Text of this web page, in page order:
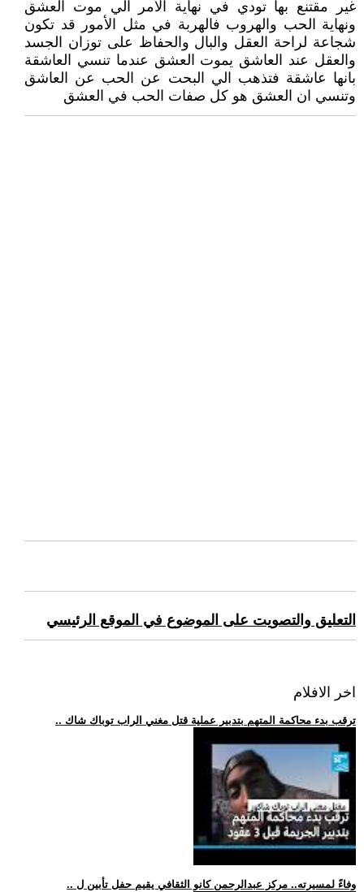
غير مقتنع بها تودي في نهاية الأمر الي موت العشق
ونهاية الحب والهروب فالهربة في مثل الأمور قد تكون
شجاعة لراحة العقل والبال والحفاظ على توزان الجسد
والعقل عند العاشق يموت العشق عندما تنسي العاشقة
بانها عاشقة فتذهب الي البحت عن الحب عن العاشق
وتنسي ان العشق هو كل صفات الحب في العشق
التعليق والتصويت على الموضوع في الموقع الرئيسي
اخر الافلام
.. ترقب بدء محاكمة المتهم بتدبير عملية قتل مغني الراب توباك شاك
.. وفاءً لمسيرته.. مركز عبدالرحمن كانو الثقافي يقيم حفل تأبين ل